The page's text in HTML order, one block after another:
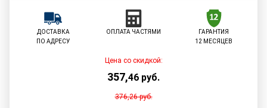
ДОСТАВКА
ПО АДРЕСУ
ОПЛАТА ЧАСТЯМИ
ГАРАНТИЯ
12 МЕСЯЦЕВ
Цена со скидкой:
357,46 руб.
376,26руб.